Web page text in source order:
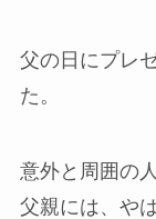
父の日にプレ
た。
意外と周囲の
父親には、や